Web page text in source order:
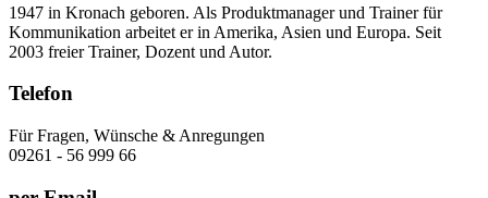
1947 in Kronach geboren. Als Produktmanager und Trainer für
Kommunikation arbeitet er in Amerika, Asien und Europa. Seit
2003 freier Trainer, Dozent und Autor.
Telefon
Für Fragen, Wünsche & Anregungen
09261 - 56 999 66